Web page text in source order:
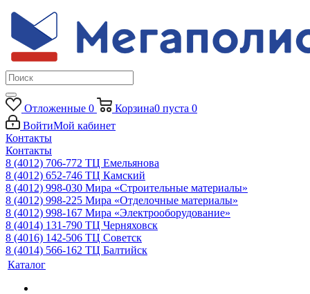
Отложенные 0 Корзина0 пуста 0
ВойтиМой кабинет
Контакты
Контакты
8 (4012) 706-772 ТЦ Емельянова
8 (4012) 652-746 ТЦ Камский
8 (4012) 998-030 Мира «Строительные материалы»
8 (4012) 998-225 Мира «Отделочные материалы»
8 (4012) 998-167 Мира «Электрооборудование»
8 (4014) 131-790 ТЦ Черняховск
8 (4016) 142-506 ТЦ Советск
8 (4014) 566-162 ТЦ Балтийск
Каталог